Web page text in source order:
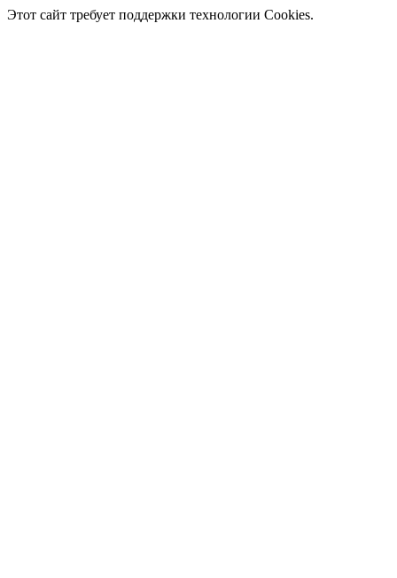
Этот сайт требует поддержки технологии Cookies.